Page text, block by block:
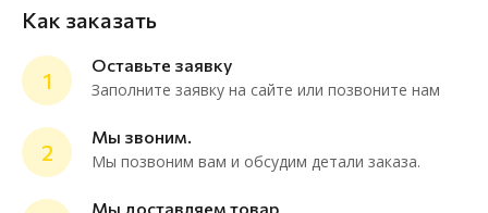
Как заказать
1
Оставьте заявку
Заполните заявку на сайте или позвоните нам
2
Мы звоним.
Мы позвоним вам и обсудим детали заказа.
Мы доставляем товар
online